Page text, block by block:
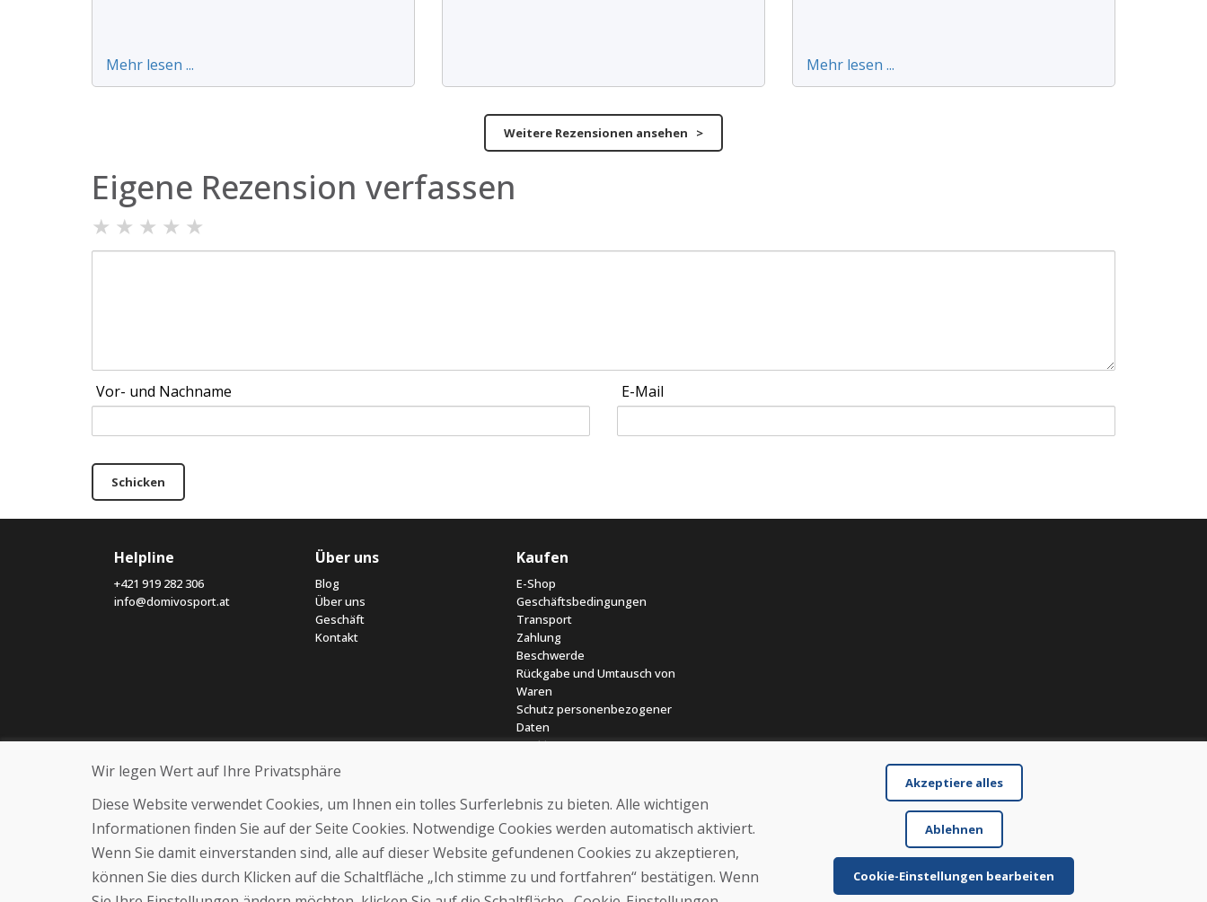
Mehr lesen ... Mehr lesen ...
Weitere Rezensionen ansehen >
Eigene Rezension verfassen
★ ★ ★ ★ ★
Vor- und Nachname E-Mail
Schicken
Helpline
+421 919 282 306
info@domivosport.at
Über uns
Blog
Über uns
Geschäft
Kontakt
Kaufen
E-Shop
Geschäftsbedingungen
Transport
Zahlung
Beschwerde
Rückgabe und Umtausch von
Waren
Schutz personenbezogener
Daten
Cookies
© DOMIVOSPORT 2026, Alle Rechte vorbehalten
Wir legen Wert auf Ihre Privatsphäre
Diese Website verwendet Cookies, um Ihnen ein tolles Surferlebnis zu bieten. Alle wichtigen
Informationen finden Sie auf der Seite Cookies. Notwendige Cookies werden automatisch aktiviert.
Wenn Sie damit einverstanden sind, alle auf dieser Website gefundenen Cookies zu akzeptieren,
können Sie dies durch Klicken auf die Schaltfläche „Ich stimme zu und fortfahren“ bestätigen. Wenn
Akzeptiere alles
Ablehnen
Cookie-Einstellungen bearbeiten